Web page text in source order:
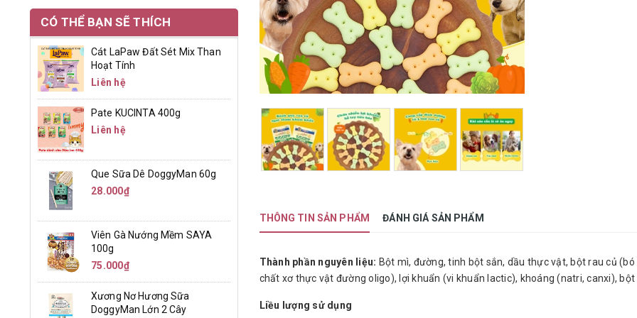
THÔNG TIN SẢN PHẨM ĐÁNH GIÁ SẢN PHẨM
Thành phần nguyên liệu: Bột mì, đường, tinh bột sắn, dầu thực vật, bột rau củ
chất xơ thực vật đường oligo), lợi khuẩn (vi khuẩn lactic), khoáng (natri, canxi),
Liều lượng sử dụng
CÓ THỂ BẠN SẼ THÍCH
Cát LaPaw Đất Sét Mix Than
Hoạt Tính
Liên hệ
Pate KUCINTA 400g
Liên hệ
Que Sữa Dê DoggyMan 60g
28.000₫
Viên Gà Nướng Mềm SAYA
100g
75.000₫
Xương Nơ Hương Sữa
DoggyMan Lớn 2 Cây